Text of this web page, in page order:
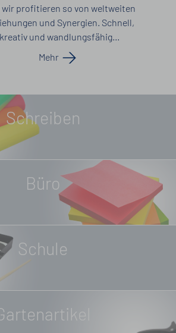
wir profitieren so von weltweiten
und Synergien. Schnell,
und wandlungsfähig...
Mehr
Schreiben
Büro
Schule